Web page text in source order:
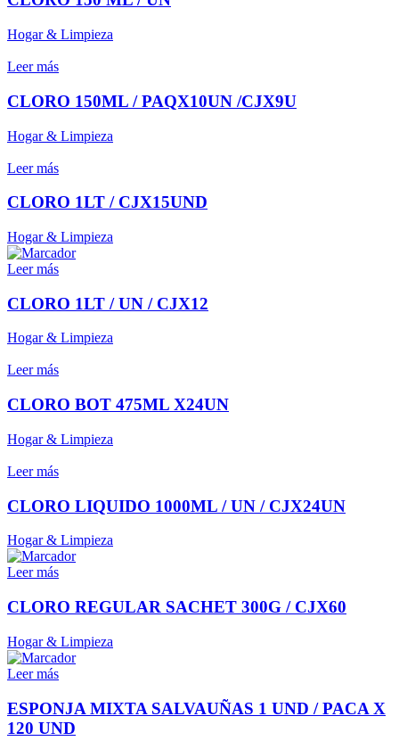
Hogar & Limpieza
Leer más
CLORO 150ML / PAQX10UN /CJX9U
Hogar & Limpieza
Leer más
CLORO 1LT / CJX15UND
Hogar & Limpieza
Leer más
CLORO 1LT / UN / CJX12
Hogar & Limpieza
Leer más
CLORO BOT 475ML X24UN
Hogar & Limpieza
Leer más
CLORO LIQUIDO 1000ML / UN / CJX24UN
Hogar & Limpieza
Leer más
CLORO REGULAR SACHET 300G / CJX60
Hogar & Limpieza
Leer más
ESPONJA MIXTA SALVAUÑAS 1 UND / PACA X
120 UND